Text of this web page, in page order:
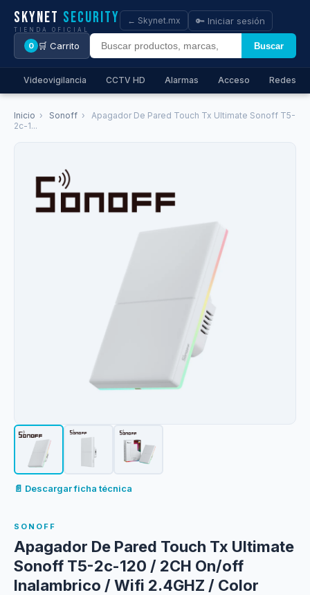
Skynet Security
TIENDA OFICIAL
Buscar
← Skynet.mx 🔑 Iniciar sesión
0 🛒 Carrito
Videovigilancia CCTV HD Alarmas Acceso Redes
Inicio › Sonoff ›
Apagador De Pared Touch Tx Ultimate Sonoff T5-
2c-1...
📄 Descargar ficha técnica
SONOFF
Apagador De Pared Touch Tx Ultimate
Sonoff T5-2c-120 / 2CH On/off
Inalambrico / Wifi 2.4GHZ / Color